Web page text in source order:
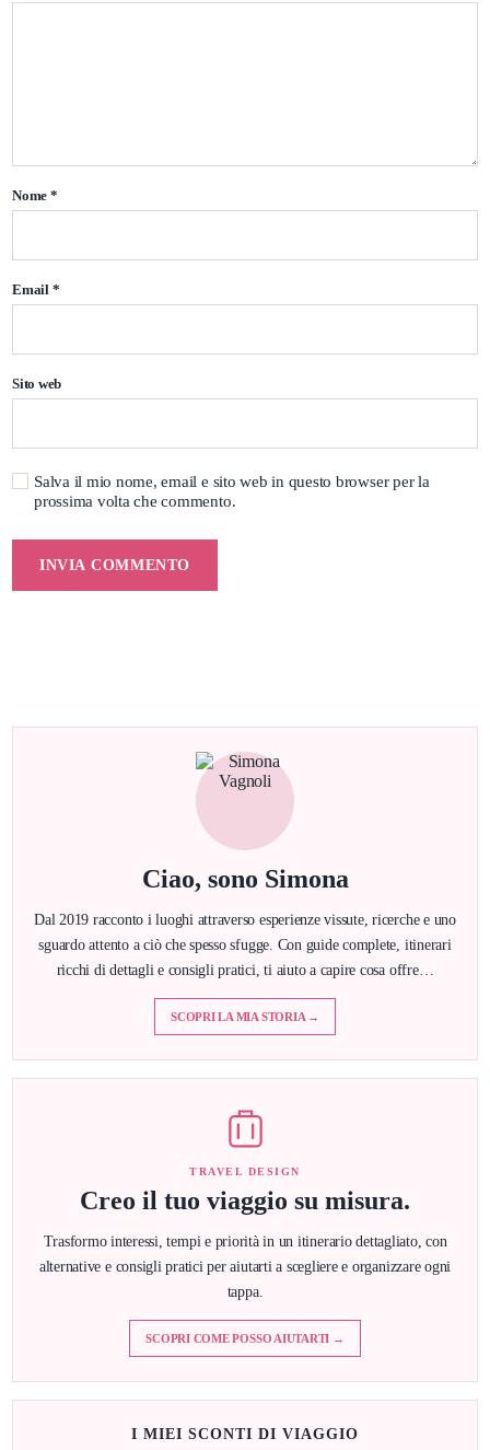
Nome *
Email *
Sito web
Salva il mio nome, email e sito web in questo browser per la
prossima volta che commento.
Ciao, sono Simona
Dal 2019 racconto i luoghi attraverso esperienze vissute, ricerche e uno
sguardo attento a ciò che spesso sfugge. Con guide complete, itinerari
ricchi di dettagli e consigli pratici, ti aiuto a capire cosa offre…
SCOPRI LA MIA STORIA →
TRAVEL DESIGN
Creo il tuo viaggio su misura.
Trasformo interessi, tempi e priorità in un itinerario dettagliato, con
alternative e consigli pratici per aiutarti a scegliere e organizzare ogni
tappa.
SCOPRI COME POSSO AIUTARTI →
I MIEI SCONTI DI VIAGGIO